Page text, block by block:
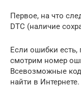
Первое, на что
DTC (наличие
Если ошибки есть,
смотрим номер
Всевозможные
найти в